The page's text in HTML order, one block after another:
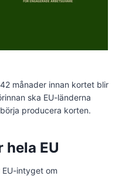
månader innan kortet blir
ska EU-länderna
producera korten.
hela EU
intyget om